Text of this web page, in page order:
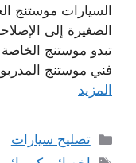
السيارات موستنج
الصغيرة إلى
تبدو موستنج
فني موستنج
المزيد
التصنيفات
تصليح سيارات